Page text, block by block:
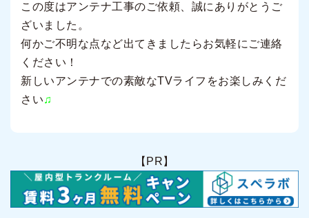
この度はアンテナ工事のご依頼、誠にありがとうご
ざいました。
何かご不明な点など出てきましたらお気軽にご連絡
ください！
新しいアンテナでの素敵なTVライフをお楽しみくだ
さい♫
【PR】